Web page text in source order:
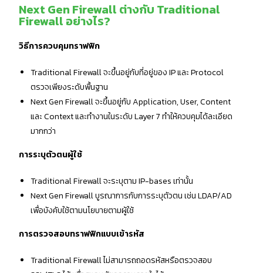
Next Gen Firewall ต่างกับ Traditional
Firewall อย่างไร?
วิธีการควบคุมทราฟฟิก
Traditional Firewall จะขึ้นอยู่กับที่อยู่ของ IP และ Protocol
ตรวจเพียงระดับพื้นฐาน
Next Gen Firewall จะขึ้นอยู่กับ Application, User, Content
และ Context และทำงานในระดับ Layer 7 ทำให้ควบคุมได้ละเอียด
มากกว่า
การระบุตัวตนผู้ใช้
Traditional Firewall จะระบุตาม IP-bases เท่านั้น
Next Gen Firewall บูรณาการกับการระบุตัวตน เช่น LDAP/AD
เพื่อบังคับใช้ตามนโยบายตามผู้ใช้
การตรวจสอบทราฟฟิกแบบเข้ารหัส
Traditional Firewall ไม่สามารถถอดรหัสหรือตรวจสอบ